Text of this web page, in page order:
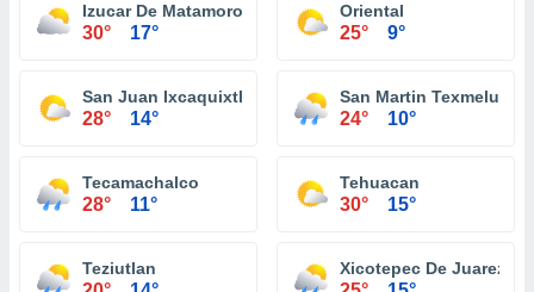
Izucar De Matamoros
30° 17°
Oriental
25° 9°
San Juan Ixcaquixtla
28° 14°
San Martin Texmelucan
24° 10°
Tecamachalco
28° 11°
Tehuacan
30° 15°
Teziutlan Xicotepec De Juarez